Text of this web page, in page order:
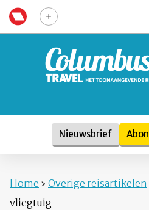
Nieuwsbrief
Home › Overige reisartikelen
vliegtuig